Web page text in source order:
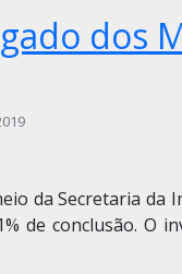
dos
da Secretaria da
de conclusão. O